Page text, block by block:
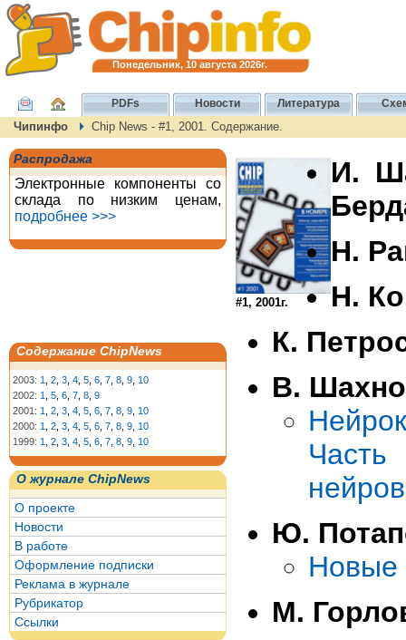
Понедельник, 10 августа 2026г.
PDFs Новости Литература
Чипинфо Chip News - #1, 2001. Содержание.
Распродажа
Электронные компоненты со
склада по низким ценам,
подробнее >>>
Содержание ChipNews
2003: 1 2 3 4 5 6 7 8 9 10
2002: 1 5 6 7 8 9
2001: 1 2 3 4 5 6 7 8 9 10
2000: 1 2 3 4 5 6 7 8 9 10
1999: 1 2 3 4 5 6 7 8 9 10
О журнале ChipNews
О проекте
Новости
В работе
Оформление подписки
Реклама в журнале
Рубрикатор
Ссылки
#1, 2001г.
И.
Н.
Н.
К.
В.
Ю.
Новые
М.